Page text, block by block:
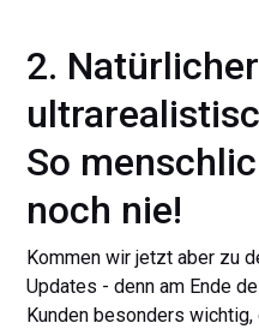
2.
So
noch nie!
Kommen wir jetzt aber zu
Updates - denn am Ende
Kunden besonders